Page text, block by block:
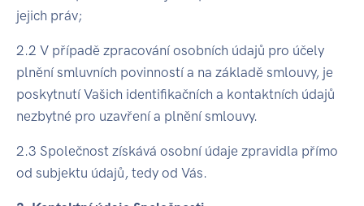
jejich práv;
2.2 V případě zpracování osobních údajů pro účely
plnění smluvních povinností a na základě smlouvy, je
poskytnutí Vašich identifikačních a kontaktních údajů
nezbytné pro uzavření a plnění smlouvy.
2.3 Společnost získává osobní údaje zpravidla přímo
od subjektu údajů, tedy od Vás.